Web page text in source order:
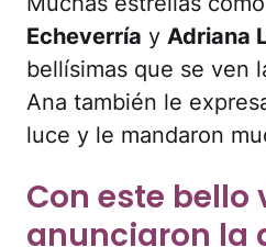
Echeverría y Adriana
bellísimas que se ven
Ana también le
luce y le mandaron
Con este bello
anunciaron la